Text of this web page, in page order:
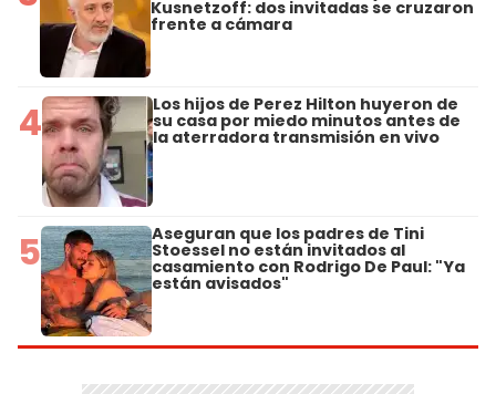
Kusnetzoff: dos invitadas se cruzaron
frente a cámara
4 Los hijos de Perez Hilton huyeron de
su casa por miedo minutos antes de
la aterradora transmisión en vivo
5 Aseguran que los padres de Tini
Stoessel no están invitados al
casamiento con Rodrigo De Paul: "Ya
están avisados"